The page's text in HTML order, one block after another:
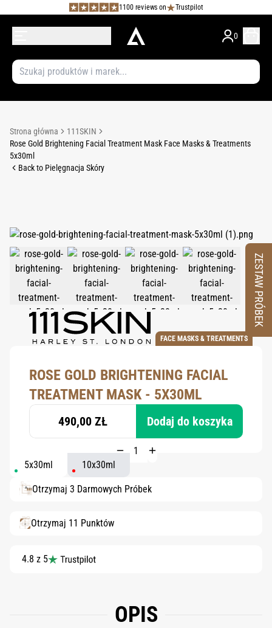
1100 reviews on Trustpilot
0
Strona główna
111SKIN
Rose Gold Brightening Facial Treatment Mask Face Masks & Treatments
5x30ml
Back to Pielęgnacja Skóry
FACE MASKS & TREATMENTS
ROSE GOLD BRIGHTENING FACIAL
TREATMENT MASK - 5X30ML
490,00 ZŁ Dodaj do koszyka
5x30ml 10x30ml
Otrzymaj 3 Darmowych Próbek
Otrzymaj 11 Punktów
4.8 z 5
OPIS
ZESTAW PRÓBEK